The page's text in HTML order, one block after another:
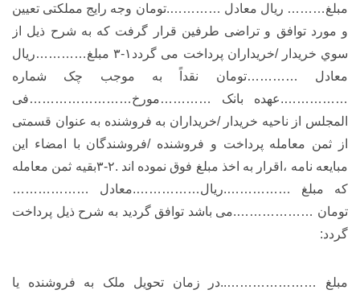
مبلغ……… ریال معادل ………….تومان وجه رایج مملکتی تعیین
و مورد توافق و تراضی طرفین قرار گرفت که به شرح ذیل از
سوي خریدار /خریداران پرداخت می گردد۱-۳ مبلغ…………ریال
معادل …………تومان نقداً به موجب چک شماره
…………….عهده بانک …………مورخ……………………فی
المجلس از ناحیه خریدار /خریداران به فروشنده به عنوان قسمتی
از ثمن معامله پرداخت و فروشنده /فروشندگان با امضاء این
مبایعه نامه ،اقرار به اخذ مبلغ فوق نموده اند .۲-۳بقیه ثمن معامله
که مبلغ …………….ریال…………….معادل ………………
تومان ……………….می باشد توافق گردید به شرح ذیل پرداخت
گردد:
مبلغ …………………..در زمان تحویل ملک به فروشنده یا